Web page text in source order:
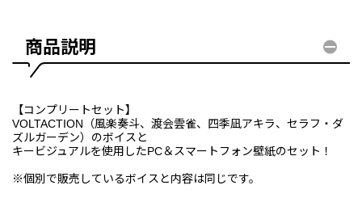
商品説明
【コンプリートセット】
VOLTACTION（風楽奏斗、渡会雲雀、四季凪アキラ、セラフ・ダ
ズルガーデン）のボイスと
キービジュアルを使用したPC＆スマートフォン壁紙のセット！
※個別で販売しているボイスと内容は同じです。